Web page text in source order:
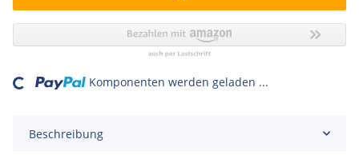
Komponenten werden geladen ...
Beschreibung